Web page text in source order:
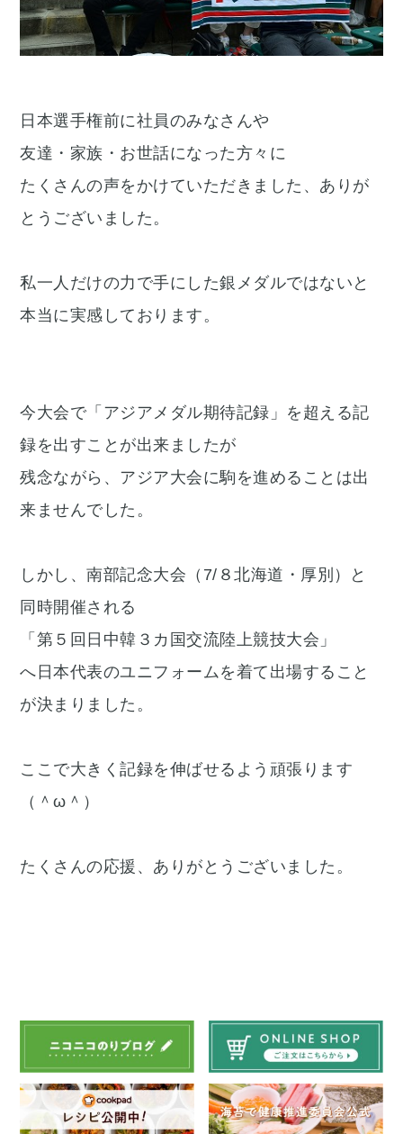
日本選手権前に社員のみなさんや
友達・家族・お世話になった方々に
たくさんの声をかけていただきました、ありが
とうございました。
私一人だけの力で手にした銀メダルではないと
本当に実感しております。
今大会で「アジアメダル期待記録」を超える記
録を出すことが出来ましたが
残念ながら、アジア大会に駒を進めることは出
来ませんでした。
しかし、南部記念大会（7/８北海道・厚別）と
同時開催される
「第５回日中韓３カ国交流陸上競技大会」
へ日本代表のユニフォームを着て出場すること
が決まりました。
ここで大きく記録を伸ばせるよう頑張ります
（＾ω＾）
たくさんの応援、ありがとうございました。